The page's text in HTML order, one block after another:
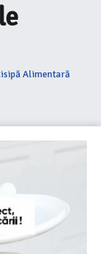
Alimentară